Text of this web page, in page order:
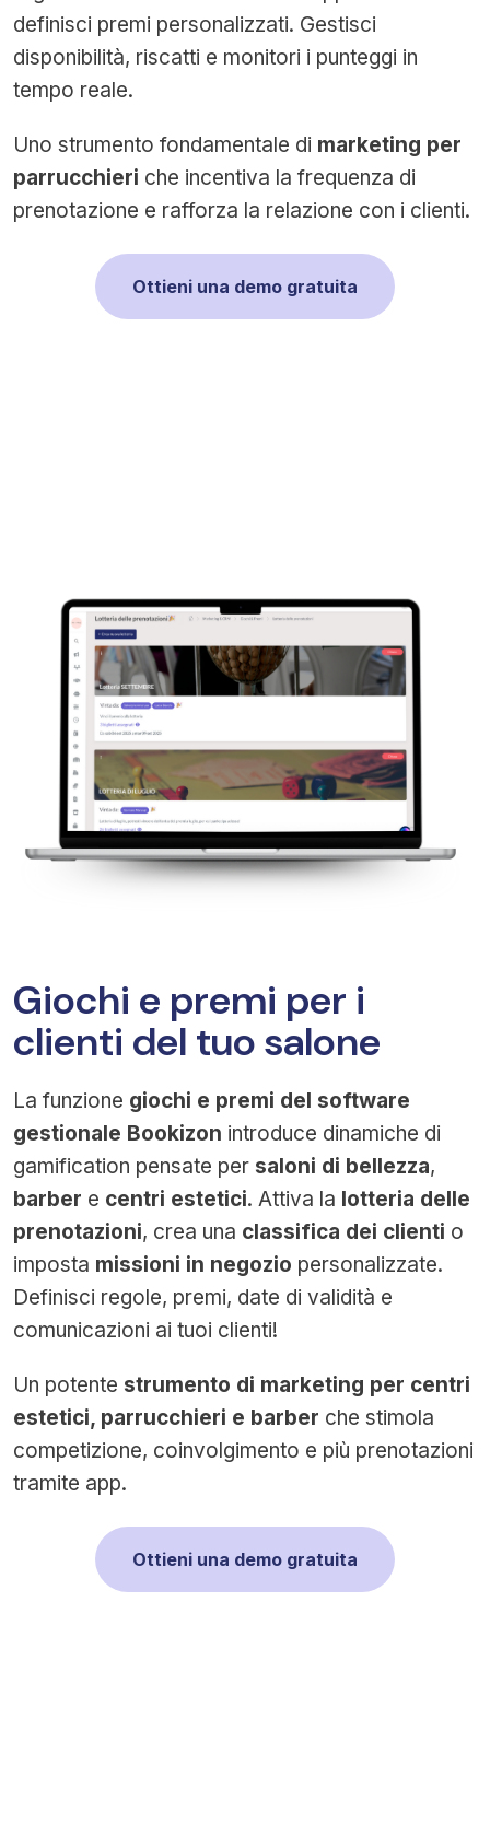
definisci premi personalizzati. Gestisci
disponibilità, riscatti e monitori i punteggi in
tempo reale.
Uno strumento fondamentale di marketing per
parrucchieri che incentiva la frequenza di
prenotazione e rafforza la relazione con i clienti.
Ottieni una demo gratuita
Giochi e premi per i
clienti del tuo salone
La funzione giochi e premi del software
gestionale Bookizon introduce dinamiche di
gamification pensate per saloni di bellezza,
barber e centri estetici. Attiva la lotteria delle
prenotazioni, crea una classifica dei clienti o
imposta missioni in negozio personalizzate.
Definisci regole, premi, date di validità e
comunicazioni ai tuoi clienti!
Un potente strumento di marketing per centri
estetici, parrucchieri e barber che stimola
competizione, coinvolgimento e più prenotazioni
tramite app.
Ottieni una demo gratuita